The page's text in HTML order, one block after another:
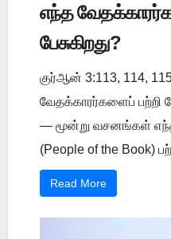
எந்த
பேசுகிறது?
குர்ஆன் 3:113, 114,
வேதக்காரர்களைப் பற்றி
— மூன்று வசனங்கள்
(People of the Book)
Read More